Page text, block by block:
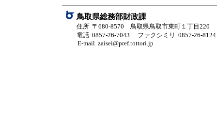
鳥取県総務部財政課
住所 〒680-8570 鳥取県鳥取市東町１丁目220
電話 0857-26-7043
ファクシミリ 0857-26-8124
E-mail zaisei@pref.tottori.jp